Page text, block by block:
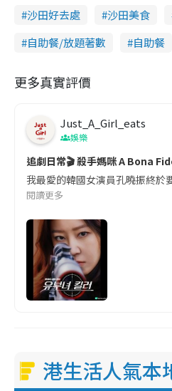
沙田好去處 沙田美食
自助餐/放題著數
自助餐
更多真實評價
Just_A_Girl_eats
娛樂
追劇日常🎬 殺手媽咪 A Bona
我最愛的韓國女演員孔曉振終於
閱讀更多
港生活人氣本